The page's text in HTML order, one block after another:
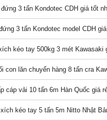
3 tấn Kondotec CDH giá tốt
3 tấn Kondotec model CDH
kéo tay 500kg 3 mét Kawasaki
con lăn chuyển hàng 8 tấn cra
cáp vải 10 tấn 6m Hàn Quốc giá
kéo tay 5 tấn 5m Nitto Nhật